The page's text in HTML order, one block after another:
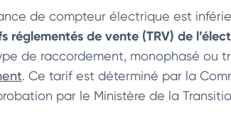
de compteur électrique est
réglementés de vente (TRV) de
de raccordement, monophasé ou
. Ce tarif est déterminé par la
par le Ministère de la